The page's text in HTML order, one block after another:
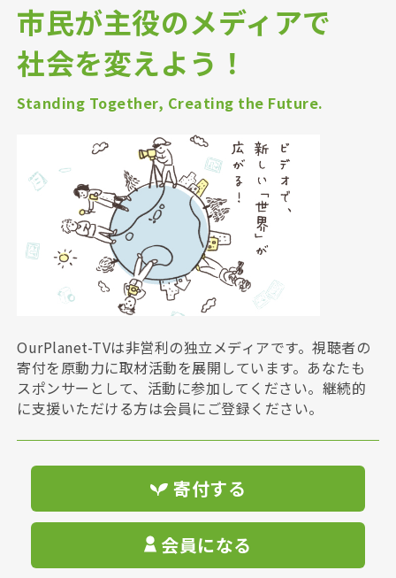
市民が主役のメディアで
社会を変えよう！
Standing Together, Creating the Future.
OurPlanet-TVは非営利の独立メディアです。視聴者の
寄付を原動力に取材活動を展開しています。あなたも
スポンサーとして、活動に参加してください。継続的
に支援いただける方は会員にご登録ください。
寄付する
会員になる